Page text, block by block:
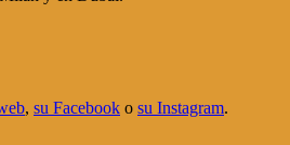
, su Facebook o su Instagram.